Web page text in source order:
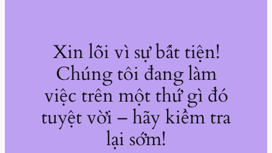
Xin lỗi vì sự bất tiện!
Chúng tôi đang làm
việc trên một thứ gì đó
tuyệt vời – hãy kiểm tra
lại sớm!